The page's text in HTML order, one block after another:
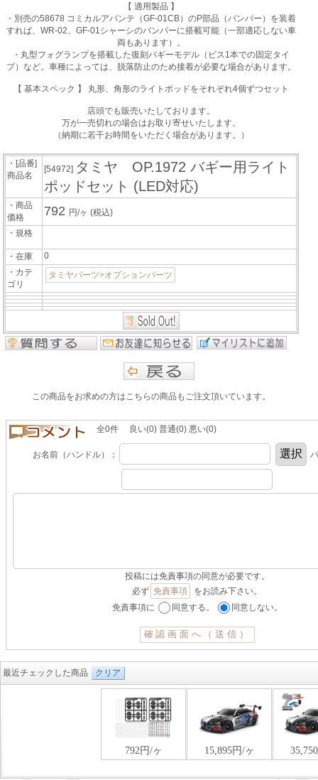
【 適用製品 】
・別売の58678 コミカルアバンテ（GF-01CB）のP部品（バンパー）を装着
すれば、WR-02、GF-01シャーシのバンパーに搭載可能（一部適応しない車
両もあります）。
・丸型フォグランプを搭載した復刻バギーモデル（ビス1本での固定タイ
プ）など。車種によっては、脱落防止のため接着が必要な場合があります。
【 基本スペック 】 丸形、角形のライトポッドをそれぞれ4個ずつセット
店頭でも販売いたしております。
万が一売切れの場合はお取り寄せいたします。
（納期に若干お時間をいただく場合があります。）
・[品番]
商品名
[54972] タミヤ OP.1972 バギー用ライト
ポッドセット (LED対応)
・商品
価格
792 円/ヶ(税込)
・規格
・在庫
0
・カテ
ゴリ
タミヤパーツ>オプションパーツ
この商品をお求めの方はこちらの商品もご注文頂いています。
全0件 良い(0) 普通(0) 悪い(0)
お名前（ハンドル）：
投稿には免責事項の同意が必要です。
必ず 免責事項
をお読み下さい。
免責事項に
同意する。 同意しない。
最近チェックした商品 クリア